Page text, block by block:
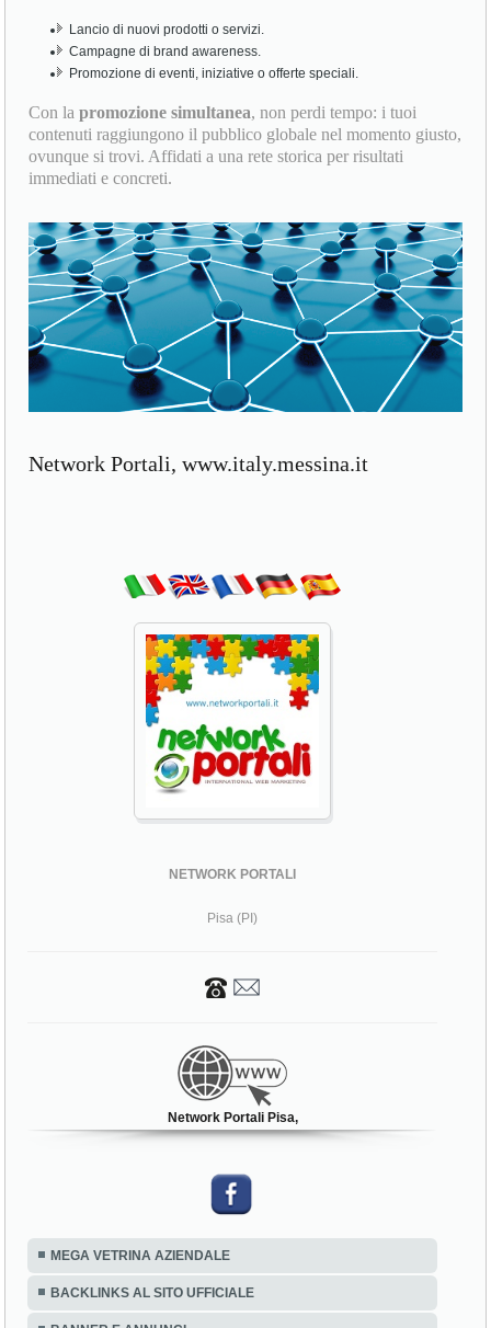
Lancio di nuovi prodotti o servizi.
Campagne di brand awareness.
Promozione di eventi, iniziative o offerte speciali.
Con lapromozione simultanea, non perdi tempo: i tuoi
contenuti raggiungono il pubblico globale nel momento giusto,
ovunque si trovi. Affidati a una rete storica per risultati
immediati e concreti.
Network Portali, www.italy.messina.it
Pisa (PI)
Network Portali Pisa,